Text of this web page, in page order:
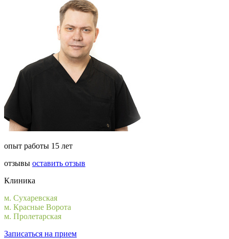
опыт работы 15 лет
отзывы оставить отзыв
Клиника
м. Сухаревская
м. Красные Ворота
м. Пролетарская
Записаться на прием